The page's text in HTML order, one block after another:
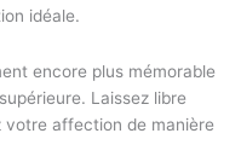
idéale.
encore plus mémorable
Laissez libre
affection de manière